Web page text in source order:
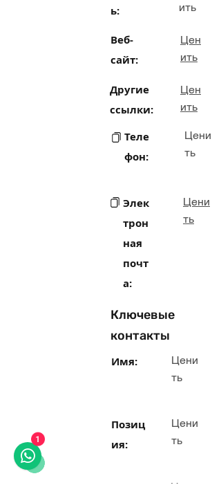
ь:
ить
Веб-
сайт:
Цен
ить
Другие
ссылки:
Цен
ить
Теле
фон:
Цени
ть
Элек
трон
ная
почт
а:
Цени
ть
Ключевые
контакты
Имя:
Цени
ть
Позиц
ия:
Цени
ть
Цени
1